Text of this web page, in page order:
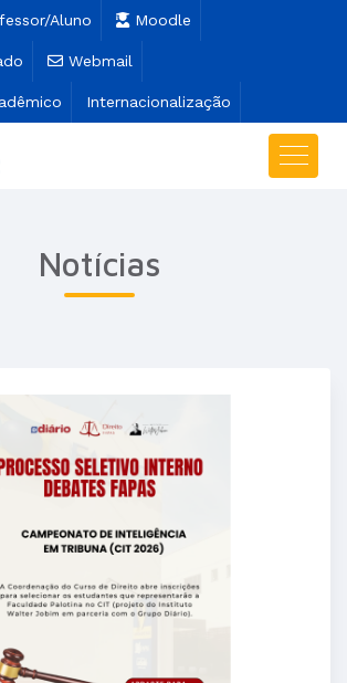
Aluno Moodle
Webmail
Internacionalização
Notícias